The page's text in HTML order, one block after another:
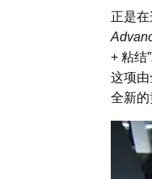
正是
+ 粘结
这项
全新